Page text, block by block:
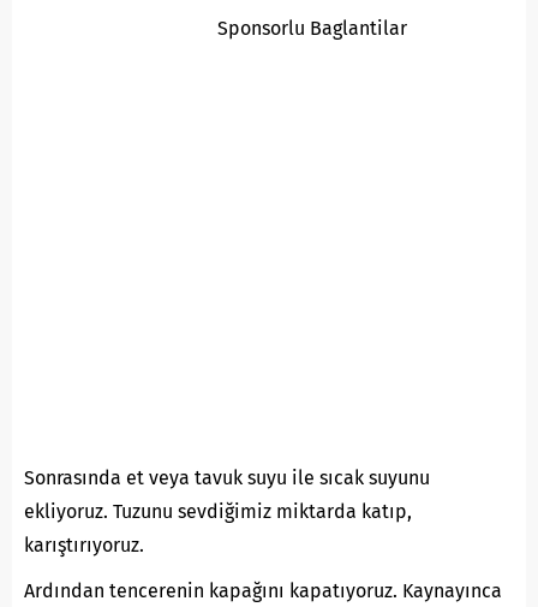
Sponsorlu Baglantilar
Sonrasında et veya tavuk suyu ile sıcak suyunu
ekliyoruz. Tuzunu sevdiğimiz miktarda katıp,
karıştırıyoruz.
Ardından tencerenin kapağını kapatıyoruz. Kaynayınca